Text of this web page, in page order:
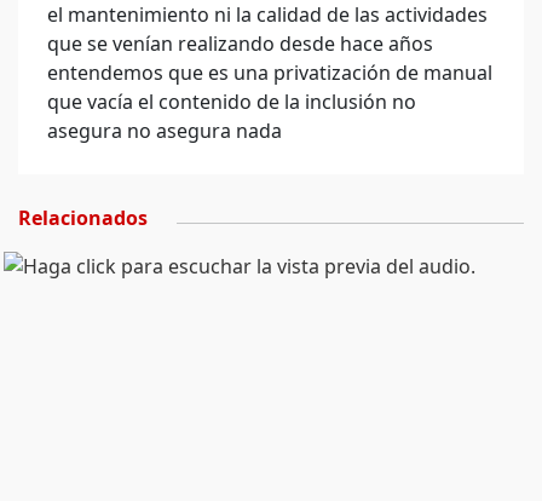
el mantenimiento ni la calidad de las actividades
que se venían realizando desde hace años
entendemos que es una privatización de manual
que vacía el contenido de la inclusión no
asegura no asegura nada
Relacionados